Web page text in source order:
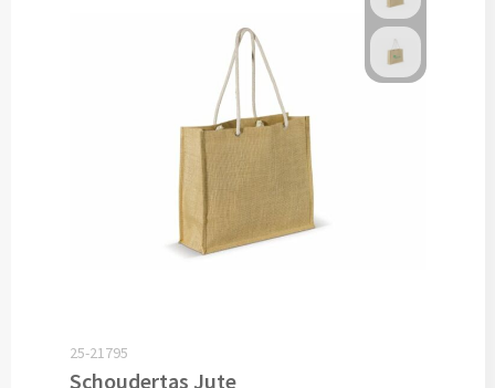
Opvouwbare paraplu's bedrukken
Golfparaplu's bedrukken
Kinderparaplu's bedrukken
Poncho's & Regenjassen
Poncho's bedrukken
Custom made
25-21795
Schoudertas Jute